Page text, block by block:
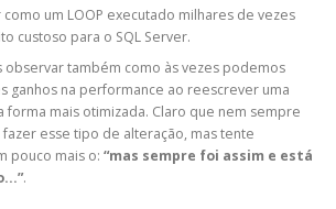
um LOOP executado milhares de vezes
custoso para o SQL Server.
observar também como às vezes podemos
ganhos na performance ao reescrever uma
forma mais otimizada. Claro que nem sempre
esse tipo de alteração, mas tente
pouco mais o: “mas sempre foi assim e está
.